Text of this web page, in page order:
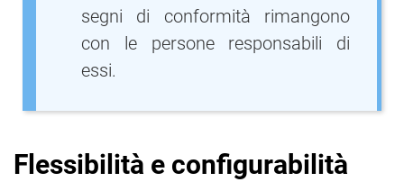
segni di conformità rimangono
con le persone responsabili di
essi.
Flessibilità e configurabilità